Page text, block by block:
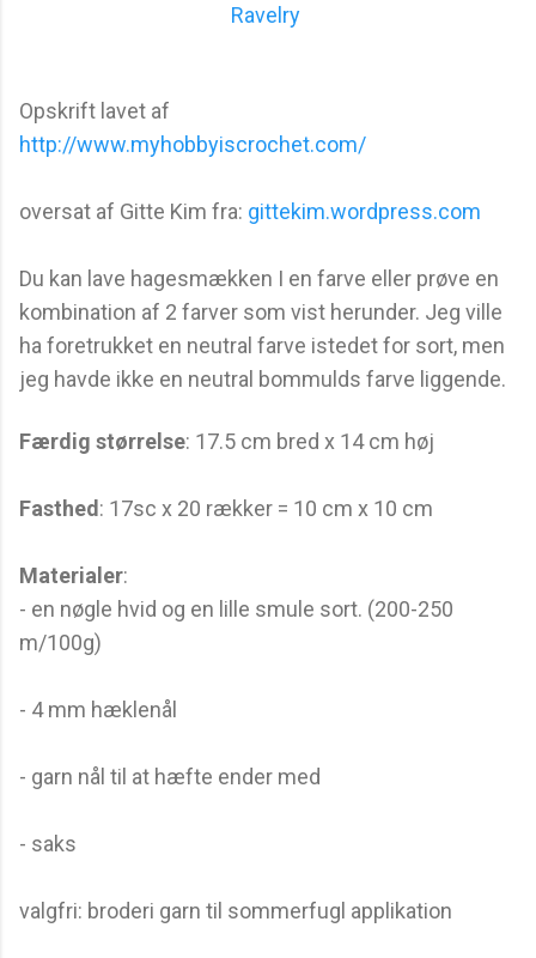
Ravelry
Opskrift lavet af
http://www.myhobbyiscrochet.com/
oversat af Gitte Kim fra: gittekim.wordpress.com
Du kan lave hagesmækken I en farve eller prøve en
kombination af 2 farver som vist herunder. Jeg ville
ha foretrukket en neutral farve istedet for sort, men
jeg havde ikke en neutral bommulds farve liggende.
Færdig størrelse: 17.5 cm bred x 14 cm høj
Fasthed : 17sc x 20 rækker = 10 cm x 10 cm
Materialer:
- en nøgle hvid og en lille smule sort. (200-250
m/100g)
- 4 mm hæklenål
- garn nål til at hæfte ender med
- saks
valgfri: broderi garn til sommerfugl applikation